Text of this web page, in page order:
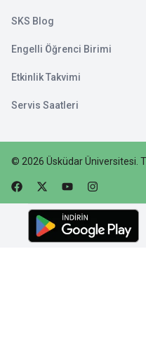
SKS Blog
Engelli Öğrenci Birimi
Etkinlik Takvimi
Servis Saatleri
© 2026 Üsküdar Üniversitesi.